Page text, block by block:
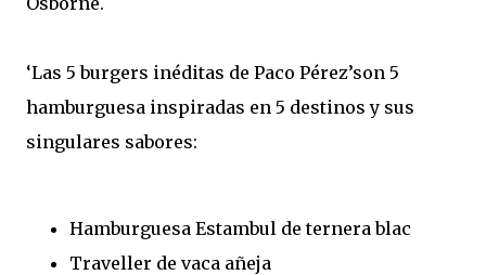
‘Las 5 burgers inéditas de Paco Pérez’son 5
hamburguesa inspiradas en 5 destinos y sus
singulares sabores:
Hamburguesa Estambul de ternera blac
Traveller de vaca añeja